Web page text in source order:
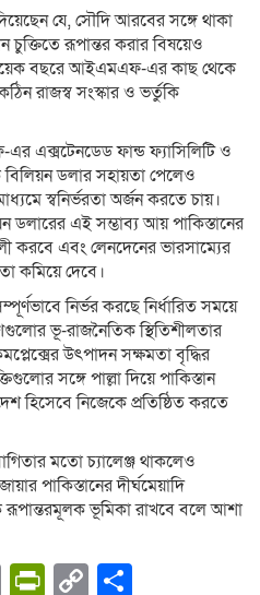
যে, সৌদি আরবের সঙ্গে থাকা
চুক্তিতে রূপান্তর করার বিষয়েও
বছরে আইএমএফ-এর কাছ থেকে
রাজস্ব সংস্কার ও ভর্তুকি
ফান্ড ফ্যাসিলিটি ও
ডলার সহায়তা পেলেও
স্বনির্ভরতা অর্জন করতে চায়।
ডলারের এই সম্ভাব্য আয় পাকিস্তানের
করবে এবং লেনদেনের ভারসাম্যের
কমিয়ে দেবে।
নির্ভর করছে নির্ধারিত সময়ে
ভূ-রাজনৈতিক স্থিতিশীলতার
উৎপাদন সক্ষমতা বৃদ্ধির
সঙ্গে পাল্লা দিয়ে পাকিস্তান
হিসেবে নিজেকে প্রতিষ্ঠিত করতে
মতো চ্যালেঞ্জ থাকলেও
পাকিস্তানের দীর্ঘমেয়াদি
রূপান্তরমূলক ভূমিকা রাখবে বলে আশা
EmailPrintFriendly
Copy